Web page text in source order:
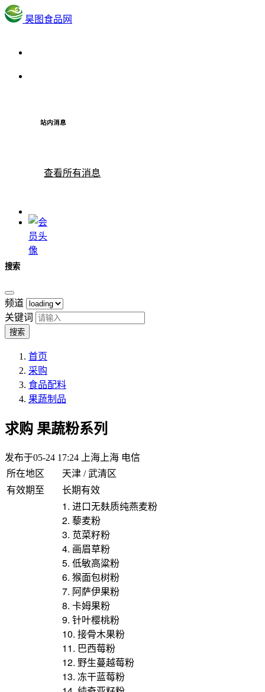
昊图食品网
站内消息
查看所有消息
搜索
频道
关键词
搜索
首页
采购
食品配料
果蔬制品
求购 果蔬粉系列
发布于05-24 17:24
上海上海 电信
所在地区
天津 / 武清区
有效期至
长期有效
1. 进口无麸质纯燕麦粉
2. 藜麦粉
3. 苋菜籽粉
4. 画眉草粉
5. 低敏高粱粉
6. 猴面包树粉
7. 阿萨伊果粉
8. 卡姆果粉
9. 针叶樱桃粉
10. 接骨木果粉
11. 巴西莓粉
12. 野生蔓越莓粉
13. 冻干蓝莓粉